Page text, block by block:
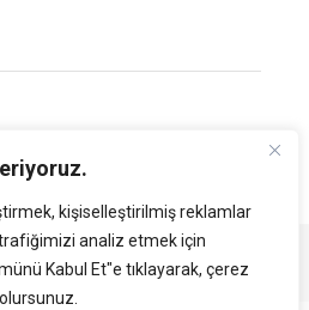
kişiselleştirilmiş reklamlar
analiz etmek için
Kabul Et"e tıklayarak, çerez
OL
Kamubilgi.com | 2026